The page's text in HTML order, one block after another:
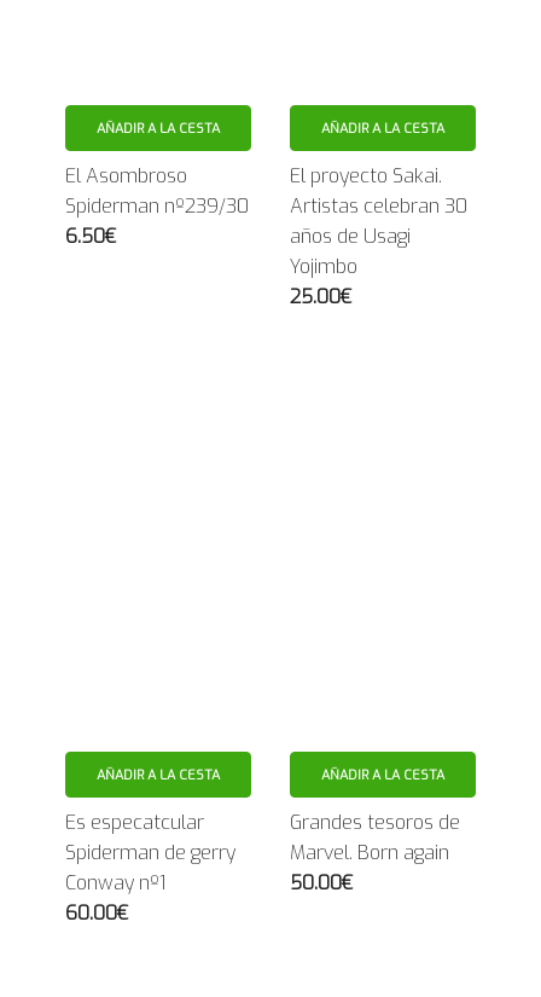
AÑADIR A LA CESTA
El Asombroso
Spiderman nº239/30
6.50€
AÑADIR A LA CESTA
El proyecto Sakai.
Artistas celebran 30
años de Usagi
Yojimbo
25.00€
AÑADIR A LA CESTA
Es especatcular
Spiderman de gerry
Conway nº1
60.00€
AÑADIR A LA CESTA
Grandes tesoros de
Marvel. Born again
50.00€